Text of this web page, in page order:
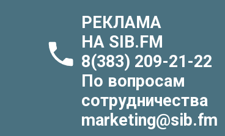
РЕКЛАМА
НА SIB.FM
8(383) 209-21-22
По вопросам
сотрудничества
marketing@sib.fm